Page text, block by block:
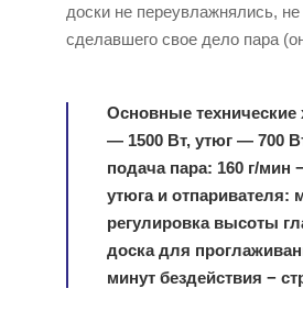
доски не переувлажнялись,
сделавшего свое дело пара
Основные технические
— 1500 Вт, утюг — 700
подача пара: 160 г/мин
утюга и отпаривателя:
регулировка высоты
доска для
минут бездействия −